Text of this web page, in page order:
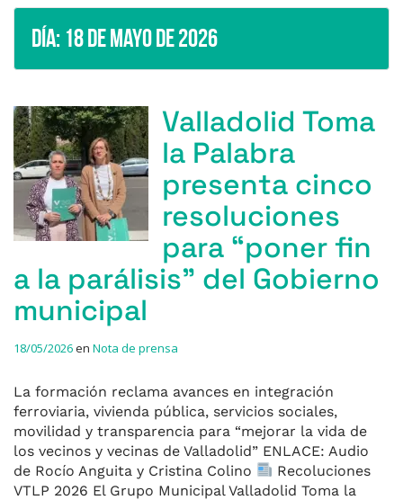
Día: 18 de mayo de 2026
Valladolid Toma
la Palabra
presenta cinco
resoluciones
para “poner fin
a la parálisis” del Gobierno
municipal
18/05/2026en Nota de prensa
La formación reclama avances en integración
ferroviaria, vivienda pública, servicios sociales,
movilidad y transparencia para “mejorar la vida de
los vecinos y vecinas de Valladolid” ENLACE: Audio
de Rocío Anguita y Cristina Colino
Recoluciones
VTLP 2026 El Grupo Municipal Valladolid Toma la